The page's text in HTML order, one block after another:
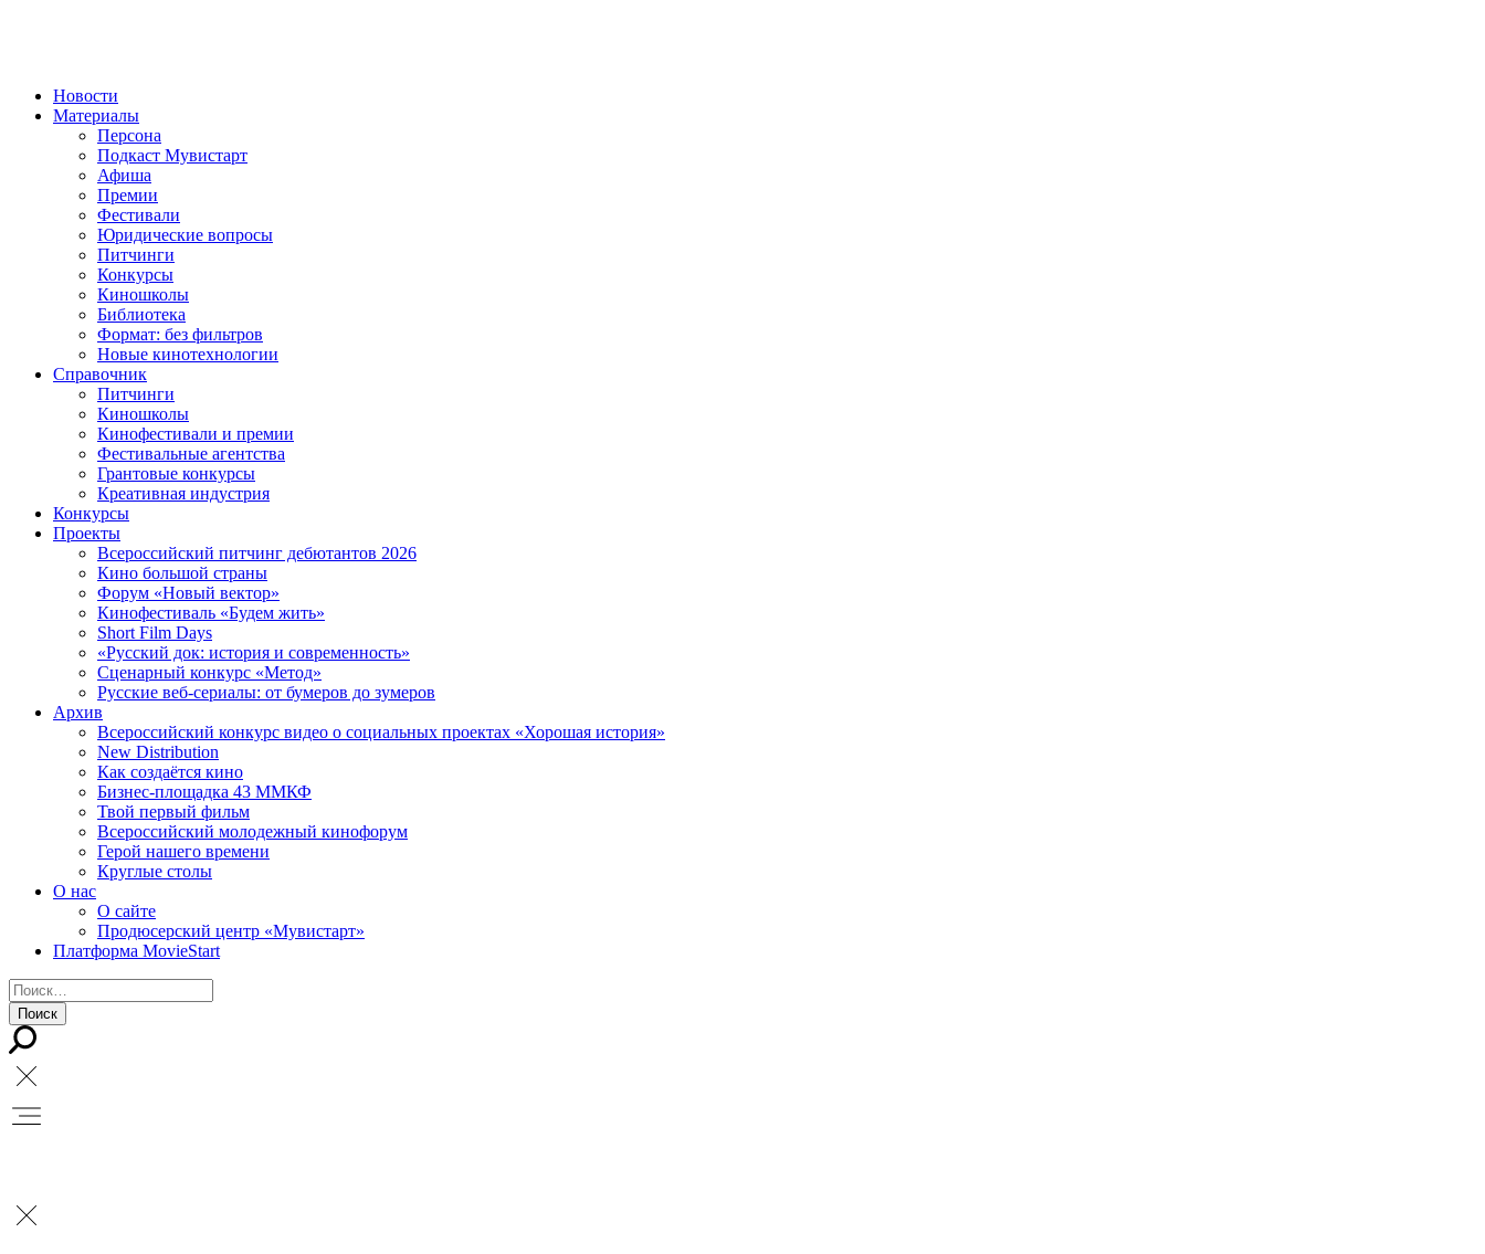
Новости
Материалы
Персона
Подкаст Мувистарт
Афиша
Премии
Фестивали
Юридические вопросы
Питчинги
Конкурсы
Киношколы
Библиотека
Формат: без фильтров
Новые кинотехнологии
Справочник
Питчинги
Киношколы
Кинофестивали и премии
Фестивальные агентства
Грантовые конкурсы
Креативная индустрия
Конкурсы
Проекты
Всероссийский питчинг дебютантов 2026
Кино большой страны
Форум «Новый вектор»
Кинофестиваль «Будем жить»
Short Film Days
«Русский док: история и современность»
Сценарный конкурс «Метод»
Русские веб-сериалы: от бумеров до зумеров
Архив
Всероссийский конкурс видео о социальных проектах «Хорошая история»
New Distribution
Как создаётся кино
Бизнес-площадка 43 ММКФ
Твой первый фильм
Всероссийский молодежный кинофорум
Герой нашего времени
Круглые столы
О нас
О сайте
Продюсерский центр «Мувистарт»
Платформа MovieStart